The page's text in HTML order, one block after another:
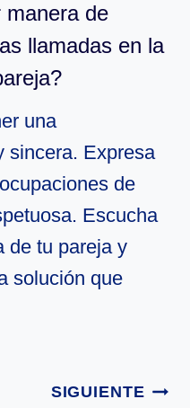
de
llamadas en la
una
sincera. Expresa
de
Escucha
de tu pareja y
solución que
SIGUIENTE